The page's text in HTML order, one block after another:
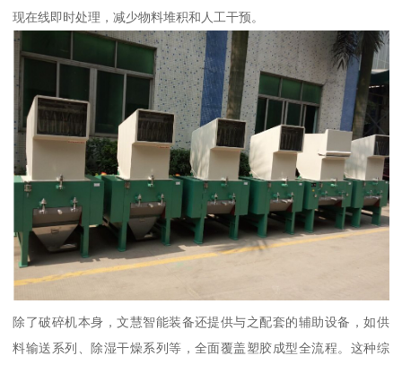
现在线即时处理，减少物料堆积和人工干预。
除了破碎机本身，文慧智能装备还提供与之配套的辅助设备，如供
料输送系列、除湿干燥系列等，全面覆盖塑胶成型全流程。这种综